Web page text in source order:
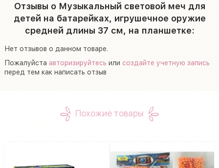
Отзывы о Музыкальный световой меч для
детей на батарейках, игрушечное оружие
средней длины 37 см, на планшетке:
Нет отзывов о данном товаре.
Пожалуйста авторизируйтесь или создайте учетную запись
перед тем как написать отзыв
Похожие товары